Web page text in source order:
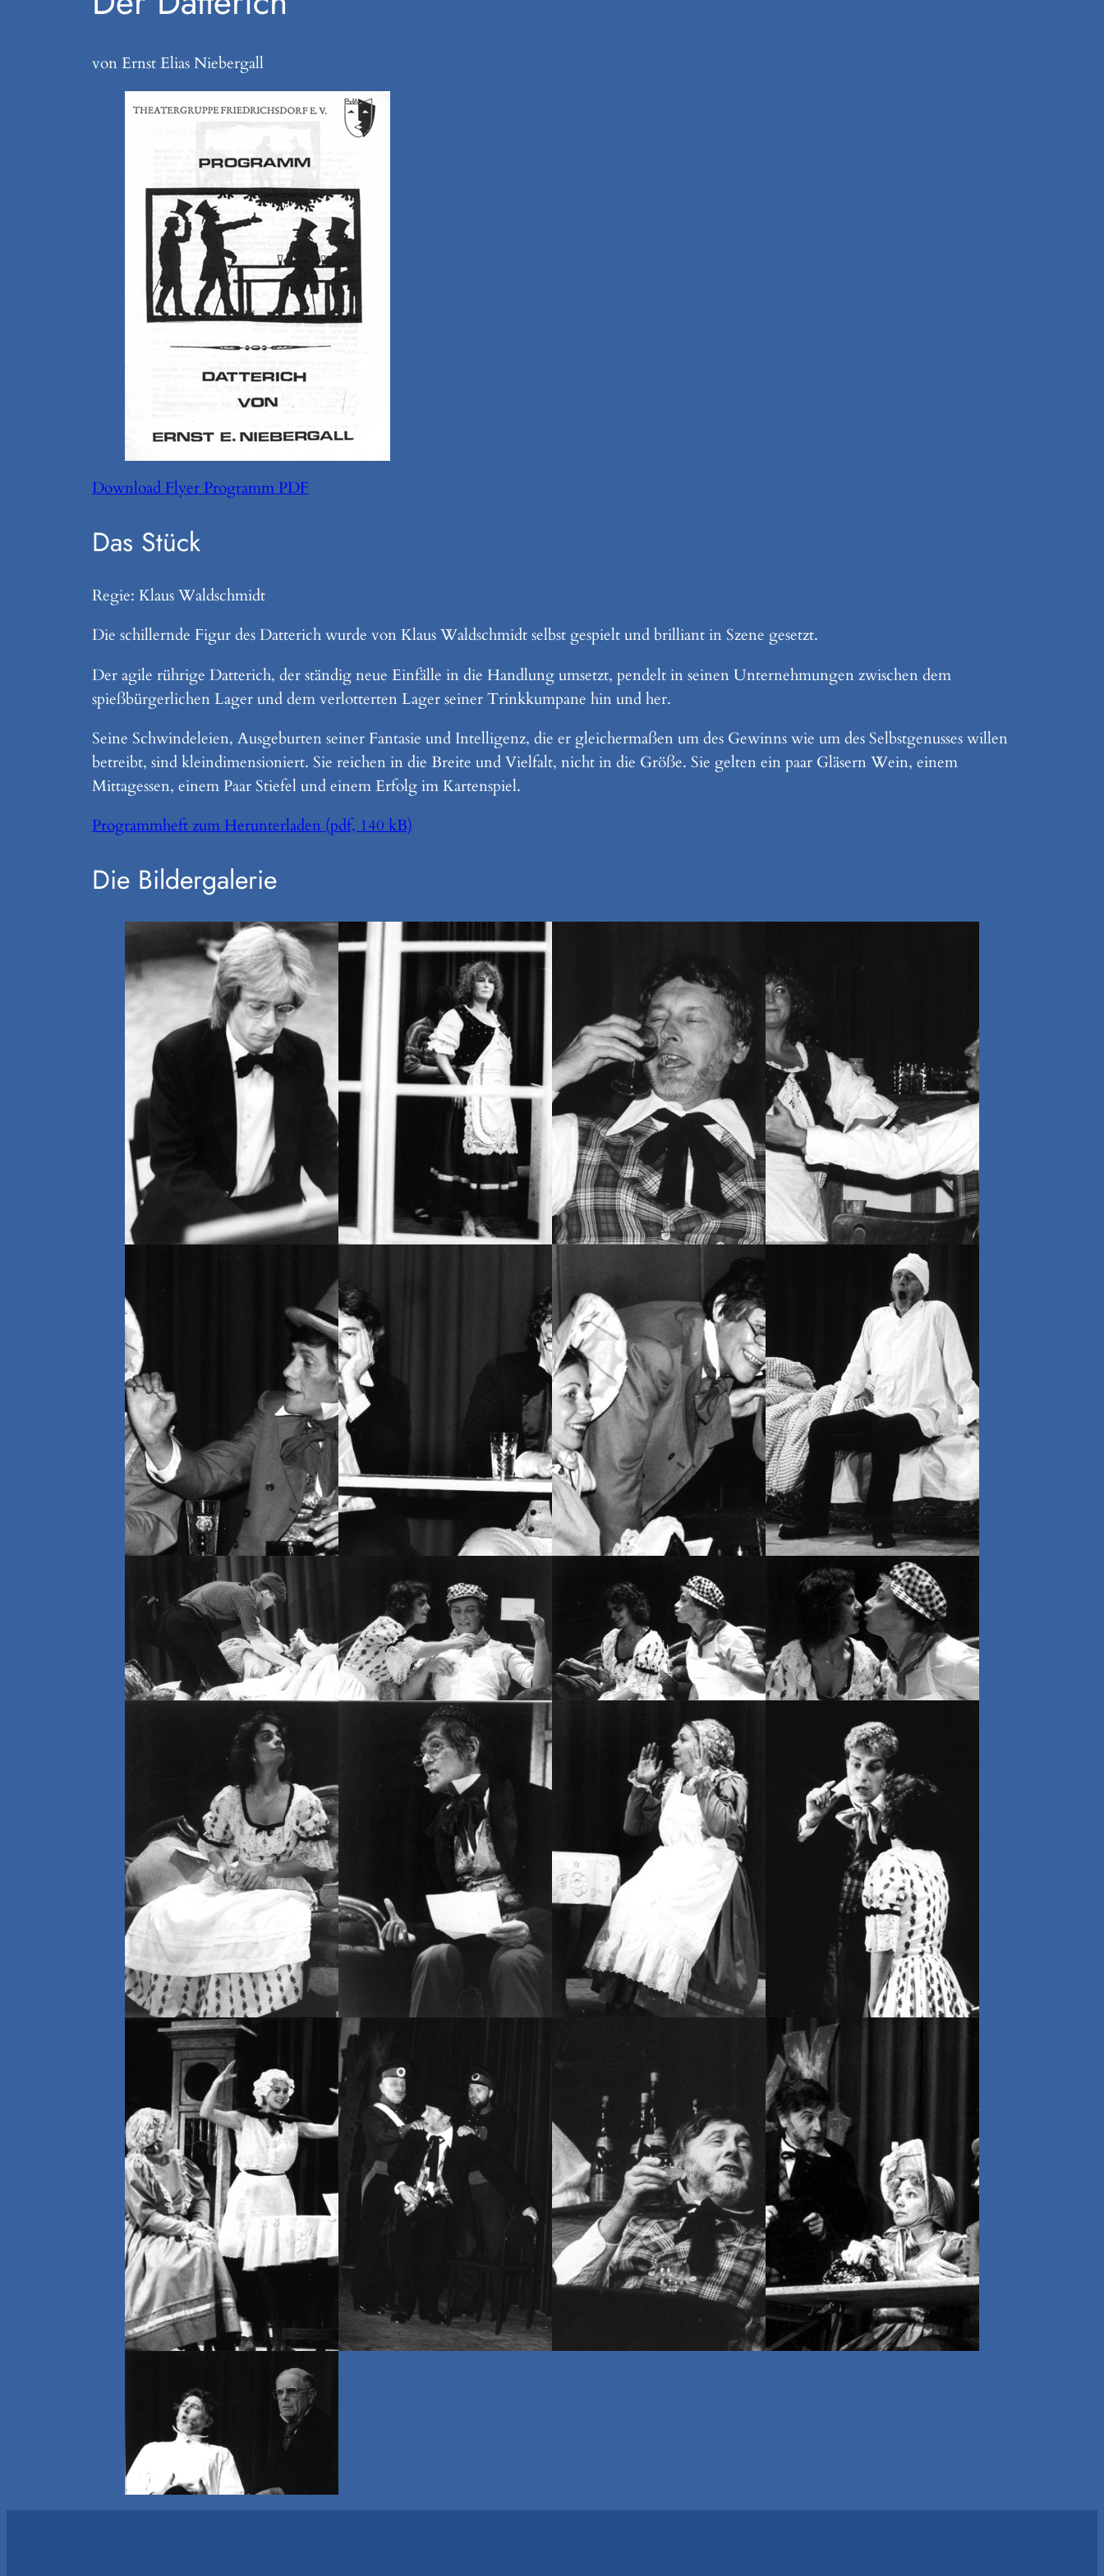
von Ernst Elias Niebergall
Download Flyer Programm PDF
Das Stück
Regie: Klaus Waldschmidt
Die schillernde Figur des Datterich wurde von Klaus Waldschmidt selbst gespielt und brilliant in Szene gesetzt.
Der agile rührige Datterich, der ständig neue Einfälle in die Handlung umsetzt, pendelt in seinen Unternehmungen zwischen dem
spießbürgerlichen Lager und dem verlotterten Lager seiner Trinkkumpane hin und her.
Seine Schwindeleien, Ausgeburten seiner Fantasie und Intelligenz, die er gleichermaßen um des Gewinns wie um des Selbstgenusses willen
betreibt, sind kleindimensioniert. Sie reichen in die Breite und Vielfalt, nicht in die Größe. Sie gelten ein paar Gläsern Wein, einem
Mittagessen, einem Paar Stiefel und einem Erfolg im Kartenspiel.
Programmheft zum Herunterladen (pdf, 140 kB)
Die Bildergalerie